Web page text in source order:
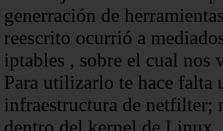
generración de
reescrito ocurrió a
iptables , sobre el cual nos
Para utilizarlo te hace falta
infraestructura de netfilter;
dentro del kernel de Linux,